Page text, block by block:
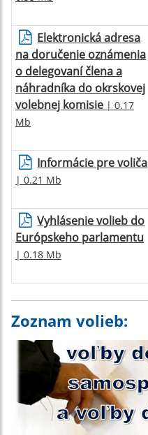
Elektronická adresa
na doručenie oznámenia
o delegovaní člena a
náhradníka do okrskovej
volebnej komisie | 0.17
Mb
Informácie pre voliča
| 0.21 Mb
Vyhlásenie volieb do
Európskeho parlamentu
| 0.18 Mb
Zoznam volieb: